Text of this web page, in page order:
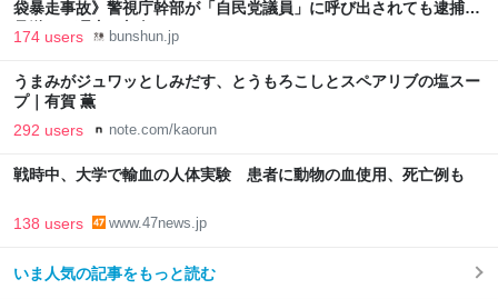
袋暴走事故》警視庁幹部が「自民党議員」に呼び出されても逮捕を
見送った理由 | 文春オンライン
174 users bunshun.jp
うまみがジュワッとしみだす、とうもろこしとスペアリブの塩スー
プ｜有賀 薫
292 users note.com/kaorun
戦時中、大学で輸血の人体実験 患者に動物の血使用、死亡例も
138 users www.47news.jp
いま人気の記事をもっと読む